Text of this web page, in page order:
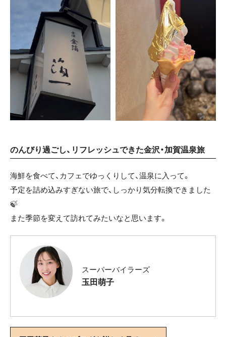
のんびり過ごし、リフレッシュできた金沢・加賀温泉旅
海鮮を食べて、 カフェでゆっくりして、温泉に入って。
予定を詰め込みすぎない旅で、しっかり気分転換できました
🍃
また季節を変えて訪れてみたいなと思います。
スーパーバイラーズ
玉田萌子